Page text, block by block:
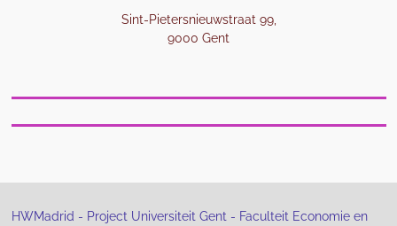
Sint-Pietersnieuwstraat 99,
9000 Gent
HWMadrid - Project Universiteit Gent - Faculteit Economie en